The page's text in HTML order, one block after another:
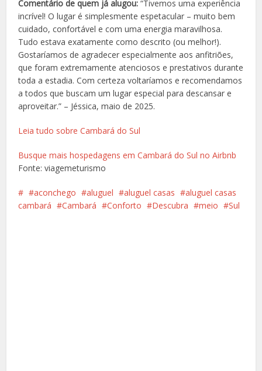
Comentário de quem já alugou:“Tivemos uma experiência
incrível! O lugar é simplesmente espetacular – muito bem
cuidado, confortável e com uma energia maravilhosa.
Tudo estava exatamente como descrito (ou melhor!).
Gostaríamos de agradecer especialmente aos anfitriões,
que foram extremamente atenciosos e prestativos durante
toda a estadia. Com certeza voltaríamos e recomendamos
a todos que buscam um lugar especial para descansar e
aproveitar.” – Jéssica, maio de 2025.
Leia tudo sobre Cambará do Sul
Busque mais hospedagens em Cambará do Sul no Airbnb
Fonte: viagemeturismo
aconchego aluguel aluguel casas
aluguel casas
cambará
Cambará Conforto Descubra meio Sul